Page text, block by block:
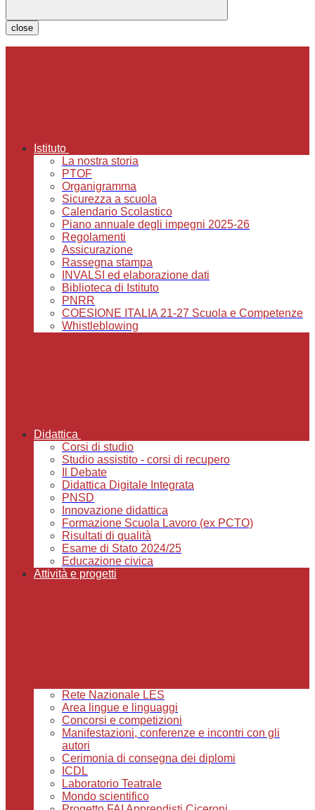
close
Istituto
La nostra storia
PTOF
Organigramma
Sicurezza a scuola
Calendario Scolastico
Piano annuale degli impegni 2025-26
Regolamenti
Assicurazione
Rassegna stampa
INVALSI ed elaborazione dati
Biblioteca di Istituto
PNRR
COESIONE ITALIA 21-27 Scuola e Competenze
Whistleblowing
Didattica
Corsi di studio
Studio assistito - corsi di recupero
Il Debate
Didattica Digitale Integrata
PNSD
Innovazione didattica
Formazione Scuola Lavoro (ex PCTO)
Risultati di qualità
Esame di Stato 2024/25
Educazione civica
Attività e progetti
Rete Nazionale LES
Area lingue e linguaggi
Concorsi e competizioni
Manifestazioni, conferenze e incontri con gli
autori
Cerimonia di consegna dei diplomi
ICDL
Laboratorio Teatrale
Mondo scientifico